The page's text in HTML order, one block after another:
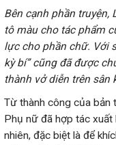
Bên cạnh phần truyện,
tô màu cho tác phẩm
lực cho phần chữ. Với
kỳ bí” cũng đã được
thành vở diễn trên sân
Từ thành công của bản
Phụ nữ đã hợp tác xuất
nhiên, đặc biệt là để